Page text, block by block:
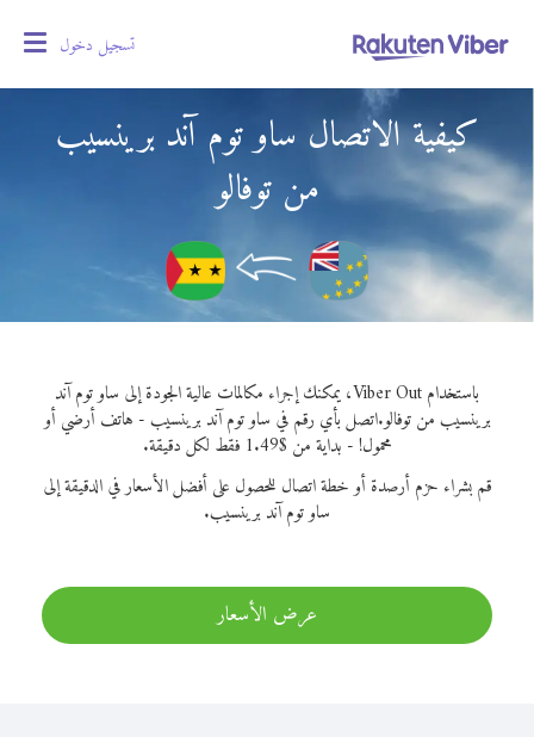
تسجيل دخول
كيفية الاتصال ساو توم آند برينسيب
من توفالو
باستخدام Viber Out، يمكنك إجراء مكالمات عالية الجودة إلى ساو توم آند
برينسيب من توفالو.اتصل بأي رقم في ساو توم آند برينسيب - هاتف أرضي أو
محمول! - بداية من $1.49 فقط لكل دقيقة.
قم بشراء حزم أرصدة أو خطة اتصال للحصول على أفضل الأسعار في الدقيقة إلى
ساو توم آند برينسيب.
عرض الأسعار